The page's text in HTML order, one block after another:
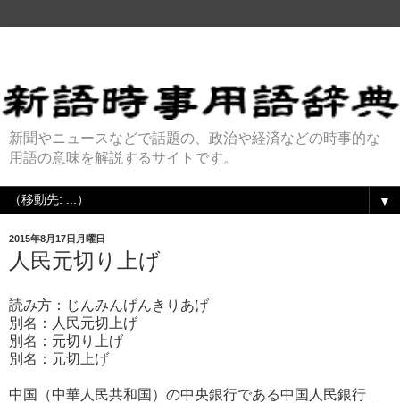
新聞やニュースなどで話題の、政治や経済などの時事的な
用語の意味を解説するサイトです。
▼
2015年8月17日月曜日
人民元切り上げ
読み方：じんみんげんきりあげ
別名：人民元切上げ
別名：元切り上げ
別名：元切上げ
中国（中華人民共和国）の中央銀行である中国人民銀行